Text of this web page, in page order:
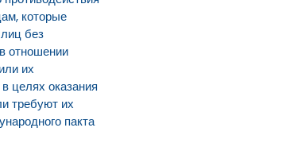
которые
без
отношении
их
целях оказания
требуют их
пакта